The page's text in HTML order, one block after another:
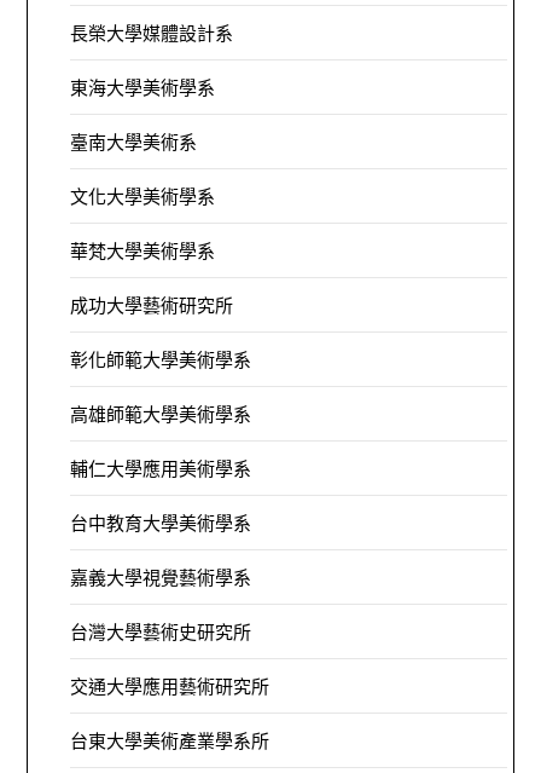
長榮大學媒體設計系
東海大學美術學系
臺南大學美術系
文化大學美術學系
華梵大學美術學系
成功大學藝術研究所
彰化師範大學美術學系
高雄師範大學美術學系
輔仁大學應用美術學系
台中教育大學美術學系
嘉義大學視覺藝術學系
台灣大學藝術史研究所
交通大學應用藝術研究所
台東大學美術產業學系所